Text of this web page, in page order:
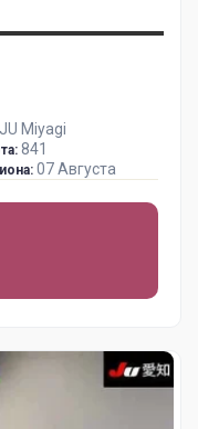
JU Miyagi
841
07 Августа